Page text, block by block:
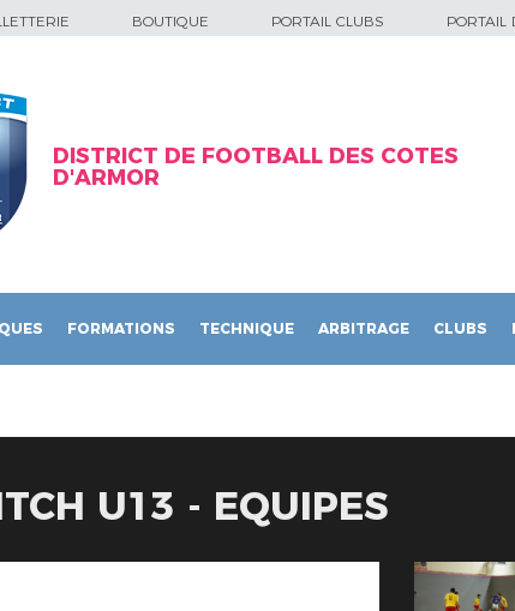
BOUTIQUE PORTAIL CLUBS PORTAIL
DISTRICT DE FOOTBALL DES COTES
D'ARMOR
FORMATIONS TECHNIQUE ARBITRAGE CLUBS
U13 - EQUIPES